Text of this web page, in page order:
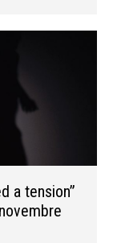
a tension”